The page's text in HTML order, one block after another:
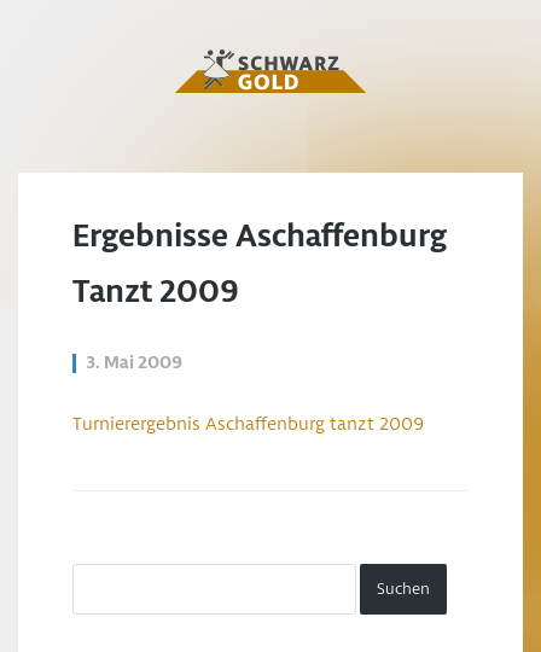
Ergebnisse Aschaffenburg
Tanzt 2009
3. Mai 2009
Turnierergebnis Aschaffenburg tanzt 2009